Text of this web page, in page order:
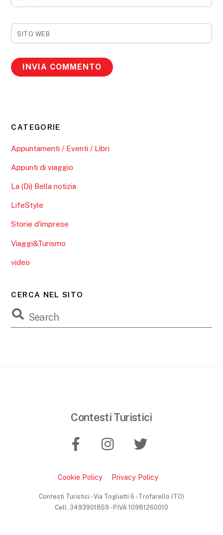
SITO WEB
CATEGORIE
Appuntamenti / Eventi / Libri
Appunti di viaggio
La (Di) Bella notizia
LifeStyle
Storie d'imprese
Viaggi&Turismo
video
CERCA NEL SITO
Contesti Turistici
Cookie Policy Privacy Policy
Contesti Turistici - Via Togliatti 6 - Trofarello (TO)
Cell. 3493901859 - P.IVA 10981260010